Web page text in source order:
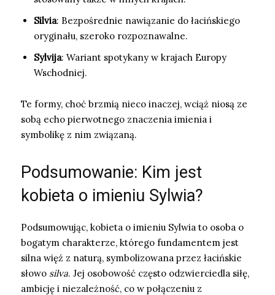
Silvia: Bezpośrednie nawiązanie do łacińskiego
oryginału, szeroko rozpoznawalne.
Sylvija: Wariant spotykany w krajach Europy
Wschodniej.
Te formy, choć brzmią nieco inaczej, wciąż niosą ze
sobą echo pierwotnego znaczenia imienia i
symbolikę z nim związaną.
Podsumowanie: Kim jest
kobieta o imieniu Sylwia?
Podsumowując, kobieta o imieniu Sylwia to osoba o
bogatym charakterze, którego fundamentem jest
silna więź z naturą, symbolizowana przez łacińskie
słowo silva. Jej osobowość często odzwierciedla siłę,
ambicję i niezależność, co w połączeniu z